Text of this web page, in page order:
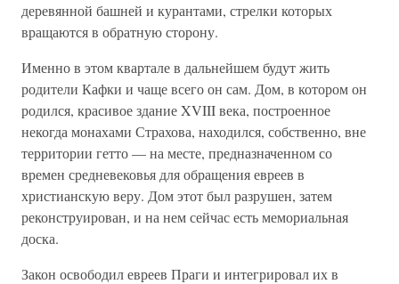
деревянной башней и курантами, стрелки которых
вращаются в обратную сторону.
Именно в этом квартале в дальнейшем будут жить
родители Кафки и чаще всего он сам. Дом, в котором он
родился, красивое здание XVIII века, построенное
некогда монахами Страхова, находился, собственно, вне
территории гетто — на месте, предназначенном со
времен средневековья для обращения евреев в
христианскую веру. Дом этот был разрушен, затем
реконструирован, и на нем сейчас есть мемориальная
доска.
Закон освободил евреев Праги и интегрировал их в